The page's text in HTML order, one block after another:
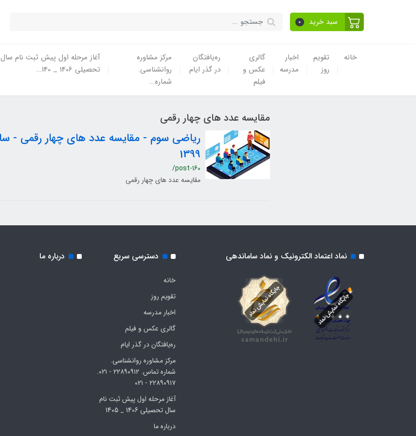
سبد خرید 0
خانه
تقویم
روز
اخبار
مدرسه
گالری
عکس و
فیلم
ره‌یافتگان
در گذر ایام
مرکز مشاوره
روانشناسی.
شماره...
آغاز مرحله اول پیش ثبت نام سال
تحصیلی 1406 _ 140...
مقایسه عدد های چهار رقمی
1399
/post-160
مقایسه عدد های چهار رقمی
نماد اعتماد الکترونیک و نماد ساماندهی دسترسی سریع
خانه
تقویم روز
اخبار مدرسه
گالری عکس و فیلم
ره‌یافتگان در گذر ایام
مرکز مشاوره روانشناسی.
شماره تماس. ۲۲۸۹۰۹۱۲ - ۰۲۱.
۲۲۸۹۰۹۱۷ - ۰۲۱
آغاز مرحله اول پیش ثبت نام
سال تحصیلی 1406 _ 1405
درباره ما
درباره ما